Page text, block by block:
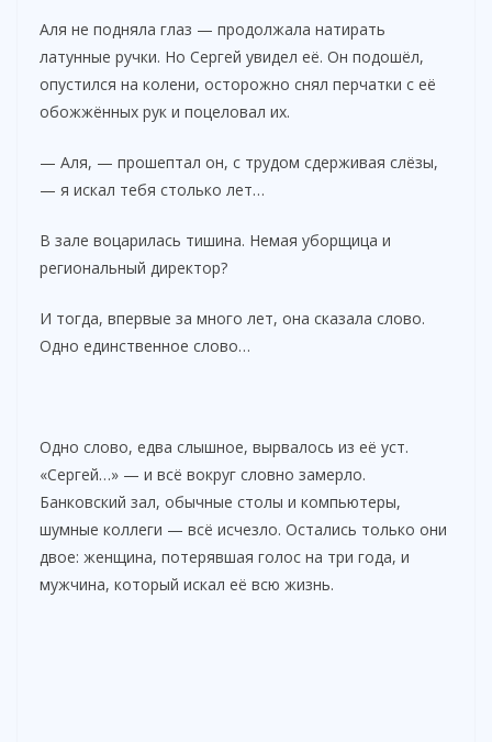
V
i
d
o
Аля не подняла глаз — продолжала натирать
латунные ручки. Но Сергей увидел её. Он подошёл,
опустился на колени, осторожно снял перчатки с её
обожжённых рук и поцеловал их.
— Аля, — прошептал он, с трудом сдерживая слёзы,
— я искал тебя столько лет…
В зале воцарилась тишина. Немая уборщица и
региональный директор?
И тогда, впервые за много лет, она сказала слово.
Одно единственное слово…
Одно слово, едва слышное, вырвалось из её уст.
«Сергей…» — и всё вокруг словно замерло.
Банковский зал, обычные столы и компьютеры,
шумные коллеги — всё исчезло. Остались только они
двое: женщина, потерявшая голос на три года, и
мужчина, который искал её всю жизнь.